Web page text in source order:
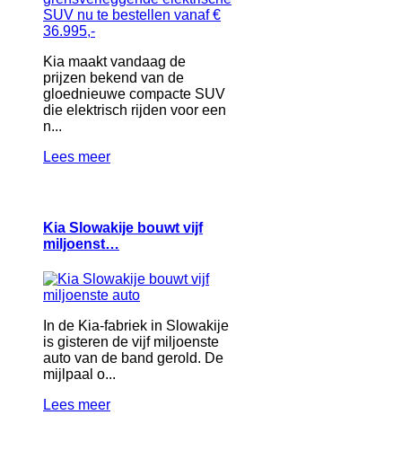
Kia maakt vandaag de
prijzen bekend van de
gloednieuwe compacte SUV
die elektrisch rijden voor een
n...
Lees meer
Kia Slowakije bouwt vijf
miljoenst…
In de Kia-fabriek in Slowakije
is gisteren de vijf miljoenste
auto van de band gerold. De
mijlpaal o...
Lees meer